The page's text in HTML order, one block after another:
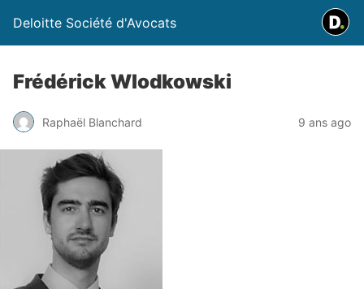
Deloitte Société d'Avocats
Frédérick Wlodkowski
Raphaël Blanchard 9 ans ago